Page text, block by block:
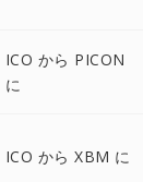
ICO から PICON
に
ICO から XBM に